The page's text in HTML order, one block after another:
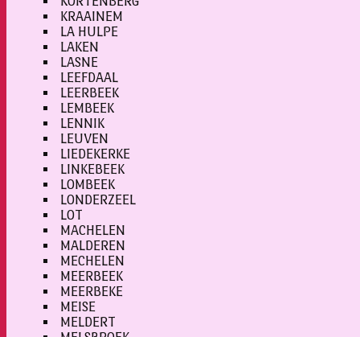
KRAAINEM
LA HULPE
LAKEN
LASNE
LEEFDAAL
LEERBEEK
LEMBEEK
LENNIK
LEUVEN
LIEDEKERKE
LINKEBEEK
LOMBEEK
LONDERZEEL
LOT
MACHELEN
MALDEREN
MECHELEN
MEERBEEK
MEERBEKE
MEISE
MELDERT